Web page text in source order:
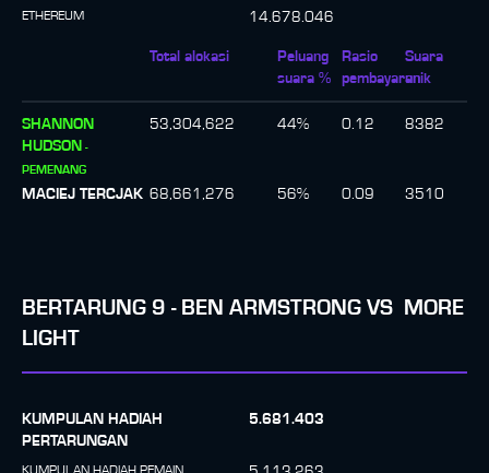
ETHEREUM 14.678.046
Total alokasi
Peluang
suara %
Rasio
pembayaran
Suara
unik
SHANNON
HUDSON -
PEMENANG
53,304,622 44% 0.12 8382
MACIEJ TERCJAK 68,661,276 56% 0.09 3510
BERTARUNG 9 - BEN ARMSTRONG VS
MORE
LIGHT
KUMPULAN HADIAH
PERTARUNGAN
5.681.403
KUMPULAN HADIAH PEMAIN